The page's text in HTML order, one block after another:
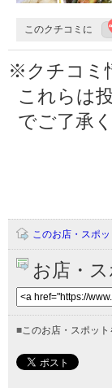
このクチコミに
※クチコミ
これらは
でご了承
このお店・スポ
お店・
■このお店・スポット